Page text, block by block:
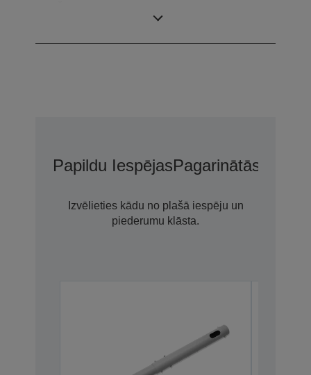
Papildu IespējasPagarinātās
Izvēlieties kādu no plašā iespēju un
piederumu klāsta.